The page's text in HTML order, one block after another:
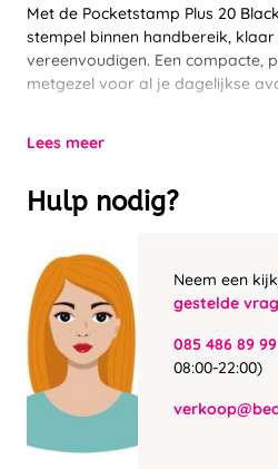
Met de Pocketstamp Plus 20
stempel binnen handbereik,
vereenvoudigen. Een compacte,
metgezel voor al je dagelijkse
Lees meer
Hulp nodig?
Neem een
gestelde
085 486 89 99
08:00-22:00)